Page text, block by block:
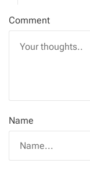
Comment
Name